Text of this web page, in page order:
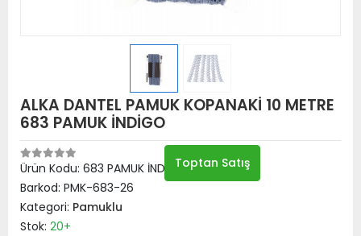
ALKA DANTEL PAMUK KOPANAKİ 10 METRE
683 PAMUK İNDİGO
Ürün Kodu: 683 PAMUK İNDİGO
Barkod: PMK-683-26
Kategori: Pamuklu
Stok: 20+
Toptan Satış